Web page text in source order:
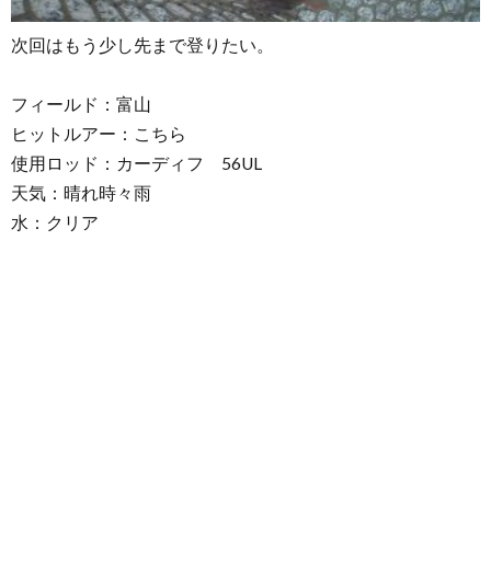
次回はもう少し先まで登りたい。
フィールド：富山
ヒットルアー：こちら
使用ロッド：カーディフ 56UL
天気：晴れ時々雨
水：クリア